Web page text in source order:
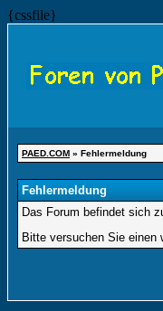
{cssfile}
PAED.COM » Fehlermeldung
Fehlermeldung
Das Forum befindet sich
Bitte versuchen Sie einen